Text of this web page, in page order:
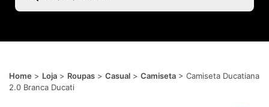
Home > Loja > Roupas > Casual > Camiseta > Camiseta Ducatiana
2.0 Branca Ducati